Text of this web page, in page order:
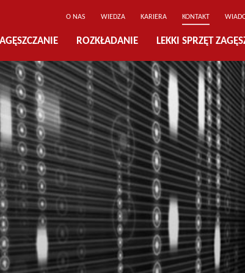
O NAS WIEDZA KARIERA KONTAKT
ROZKŁADANIE LEKKI SPRZĘT